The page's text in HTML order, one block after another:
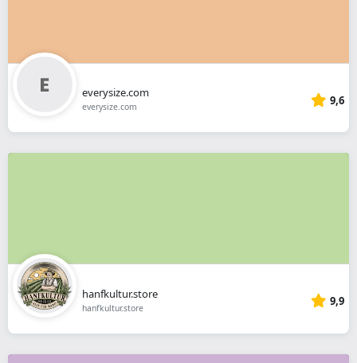
everysize.com
everysize.com 9,6
hanfkultur.store
hanfkultur.store 9,9